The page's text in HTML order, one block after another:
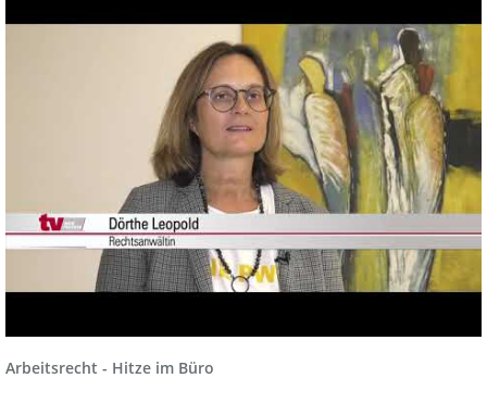
Arbeitsrecht - Hitze im Büro